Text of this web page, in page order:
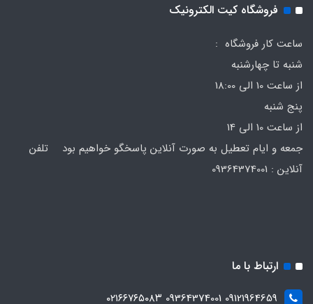
فروشگاه کیت الکترونیک
ساعت کار فروشگاه :
شنبه تا چهارشنبه
از ساعت 10 الی 18:00
پنج شنبه
از ساعت 10 الی 14
جمعه و ایام تعطیل به صورت آنلاین پاسخگو خواهیم بود تلفن
ارتباط با ما
09121964659 09364374001 ۰۲۱۶۶۷۶۵۰۸۳